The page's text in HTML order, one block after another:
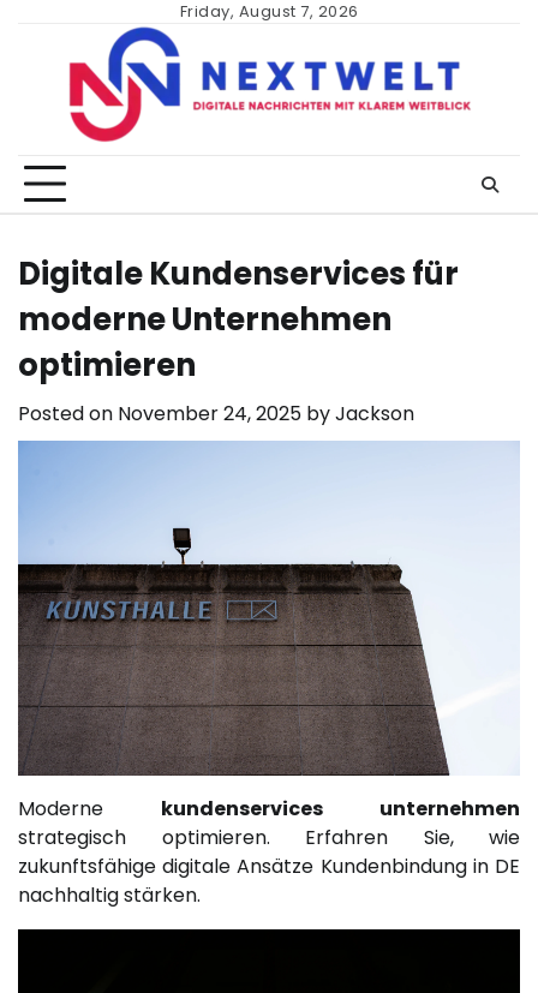
content
Friday, August 7, 2026
Digitale Kundenservices für
moderne Unternehmen
optimieren
Posted on November 24, 2025 byJackson
Moderne kundenservices unternehmen
strategisch optimieren. Erfahren Sie, wie
zukunftsfähige digitale Ansätze Kundenbindung in DE
nachhaltig stärken.